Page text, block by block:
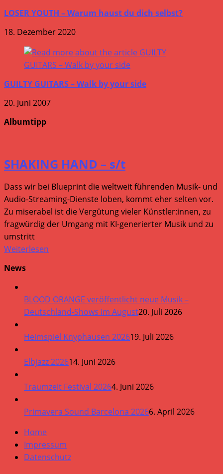
LOSER YOUTH – Warum haust du dich selbst?
18. Dezember 2020
GUILTY GUITARS – Walk by your side
20. Juni 2007
Albumtipp
SHAKING HAND – s/t
Dass wir bei Blueprint die weltweit führenden Musik- und
Audio-Streaming-Dienste loben, kommt eher selten vor.
Zu miserabel ist die Vergütung vieler Künstler:innen, zu
fragwürdig der Umgang mit KI-generierter Musik und zu
umstritt
Weiterlesen
News
BLOOD ORANGE veröffentlicht neue Musik –
Deutschland-Shows im August20. Juli 2026
Heimspiel Knyphausen 202619. Juli 2026
Elbjazz 202614. Juni 2026
Traumzeit Festival 20264. Juni 2026
Primavera Sound Barcelona 20266. April 2026
Home
Impressum
Datenschutz